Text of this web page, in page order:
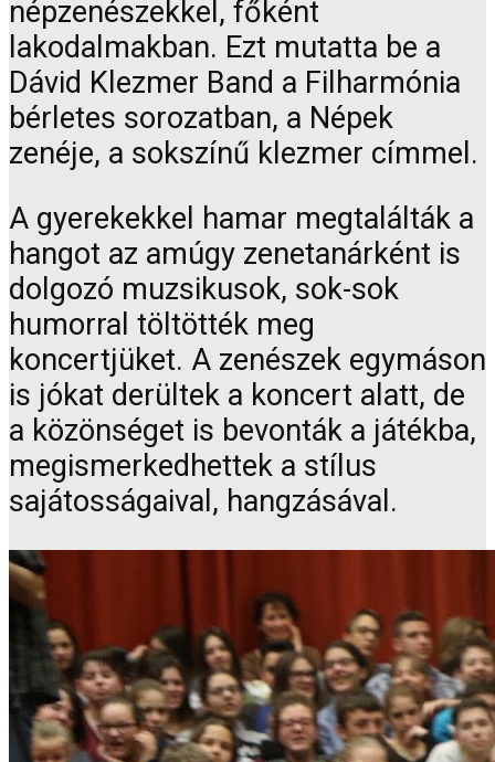
népzenészekkel, főként
lakodalmakban. Ezt mutatta be a
Dávid Klezmer Band a Filharmónia
bérletes sorozatban, a Népek
zenéje, a sokszínű klezmer címmel.
A gyerekekkel hamar megtalálták a
hangot az amúgy zenetanárként is
dolgozó muzsikusok, sok-sok
humorral töltötték meg
koncertjüket. A zenészek egymáson
is jókat derültek a koncert alatt, de
a közönséget is bevonták a játékba,
megismerkedhettek a stílus
sajátosságaival, hangzásával.